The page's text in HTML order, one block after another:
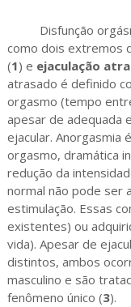
Disfunção
como dois extremos
(1) e ejaculação
atrasado é definido
orgasmo (tempo
apesar de adequada
ejacular. Anorgasmia
orgasmo, dramática
redução da
normal não pode ser
estimulação. Essas
existentes) ou
vida). Apesar de
distintos, ambos
masculino e são
fenômeno único (3).